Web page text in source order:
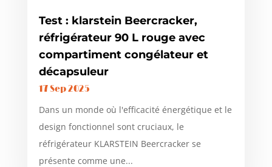
Test : klarstein Beercracker,
réfrigérateur 90 L rouge avec
compartiment congélateur et
décapsuleur
17 Sep 2025
Dans un monde où l'efficacité énergétique et le
design fonctionnel sont cruciaux, le
réfrigérateur KLARSTEIN Beercracker se
présente comme une...